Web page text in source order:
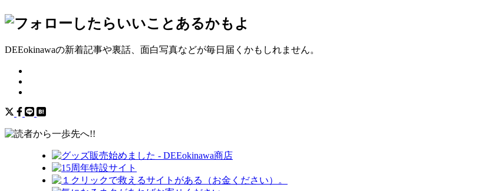
DEEokinawaの新着記事や裏話、面白写真などが毎日届くかもしれません。